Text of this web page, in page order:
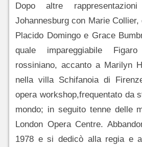
Dopo altre
Johannesburg con Marie Collier,
Placido Domingo e Grace
quale impareggiabile
rossiniano, accanto a Marilyn
nella villa Schifanoia di
opera workshop,frequentato da
mondo; in seguito tenne delle
London Opera Centre.
1978 e si dedicò alla regia e